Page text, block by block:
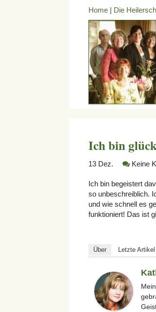
Home | Die
Ich bin
13 Dez. Keine
Ich bin begeistert
so unbeschreiblich.
und wie schnell es
funktioniert! Das ist
Über Letzte Artikel